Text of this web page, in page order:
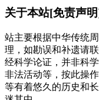
关于本站[免责声
站主要根据中华传统
理，如勘误和补遗请
经科学论证，并非科
非法活动等，按此操
等有着悠久的历史和